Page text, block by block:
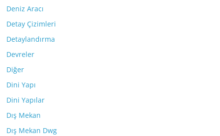
Deniz Aracı
Detay Çizimleri
Detaylandırma
Devreler
Diğer
Dini Yapı
Dini Yapılar
Dış Mekan
Dış Mekan Dwg